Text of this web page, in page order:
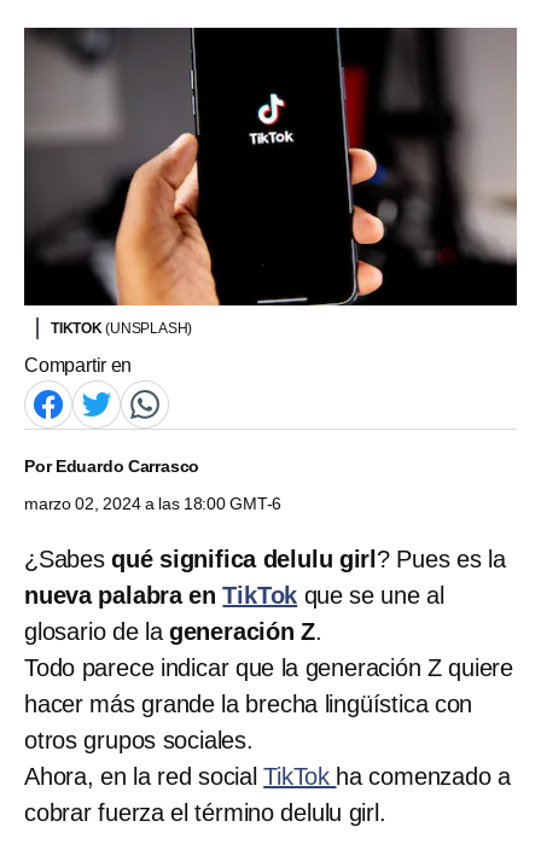
TIKTOK(UNSPLASH)
Compartir en
PorEduardo Carrasco
marzo 02, 2024 a las 18:00 GMT-6
¿Sabesqué significa delulu girl ? Pues es la
nueva palabra enTikTok que se une al
glosario de la generación Z.
Todo parece indicar que la generación Z quiere
hacer más grande la brecha lingüística con
otros grupos sociales.
Ahora, en la red socialTikTok ha comenzado a
cobrar fuerza el término delulu girl.